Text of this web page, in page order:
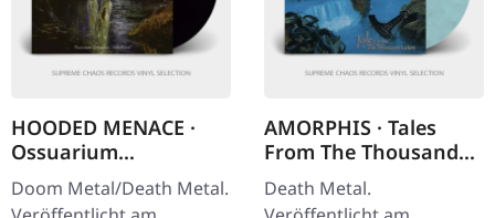
HOODED MENACE ·
Ossuarium
Silhouettes
Unhallowed | BLACK
Doom Metal/Death Metal.
AMORPHIS · Tales
From The Thousand
LAKES | CLEAR/BLUE
MARBLE LP
Death Metal.